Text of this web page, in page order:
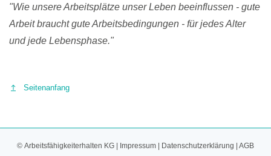
"Wie unsere Arbeitsplätze unser Leben beeinflussen - gute
Arbeit braucht gute Arbeitsbedingungen - für jedes Alter
und jede Lebensphase."
Seitenanfang
© Arbeitsfähigkeiterhalten KG | Impressum Datenschutzerklärung AGB